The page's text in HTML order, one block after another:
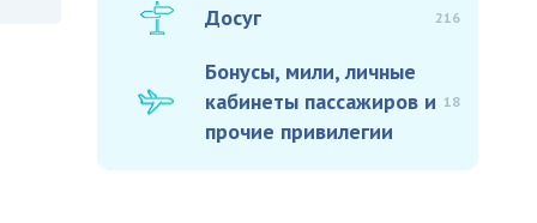
Досуг 216
Бонусы, мили, личные
кабинеты пассажиров и
прочие привилегии
18